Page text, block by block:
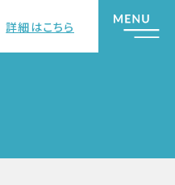
詳細はこちら